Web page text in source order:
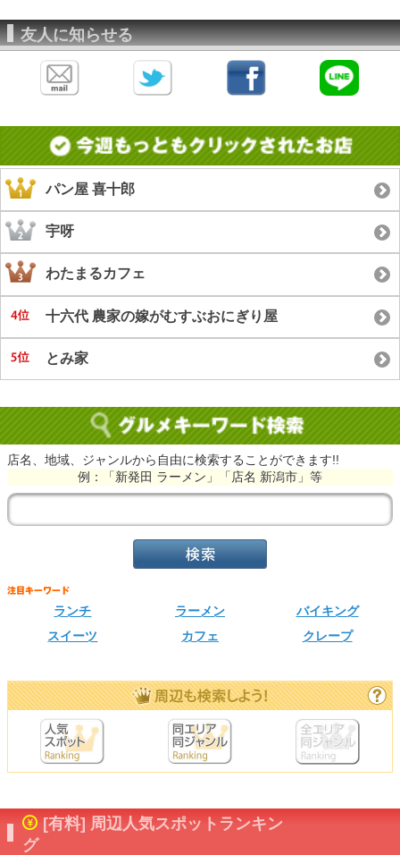
友人に知らせる
パン屋 喜十郎
宇呀
わたまるカフェ
十六代 農家の嫁がむすぶおにぎり屋
とみ家
店名、地域、ジャンルから自由に検索することができます!!
例：「新発田 ラーメン」「店名 新潟市」等
ランチ ラーメン
バイキング
スイーツ
カフェ クレープ
[有料] 周辺人気スポットランキン
グ